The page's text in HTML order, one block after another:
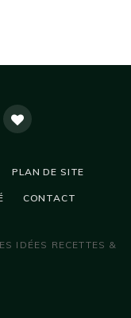
PLAN DE SITE
CONTACT
IDÉES RECETTES &